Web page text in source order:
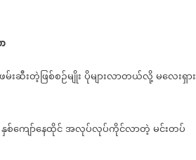
ဖမ်းဆီးတဲ့ဖြစ်စဉ်မျိုးပိုများလာတယ်လို့မလေးရှား
နှစ်ကျော်နေထိုင်အလုပ်လုပ်ကိုင်လာတဲ့မင်းတပ်